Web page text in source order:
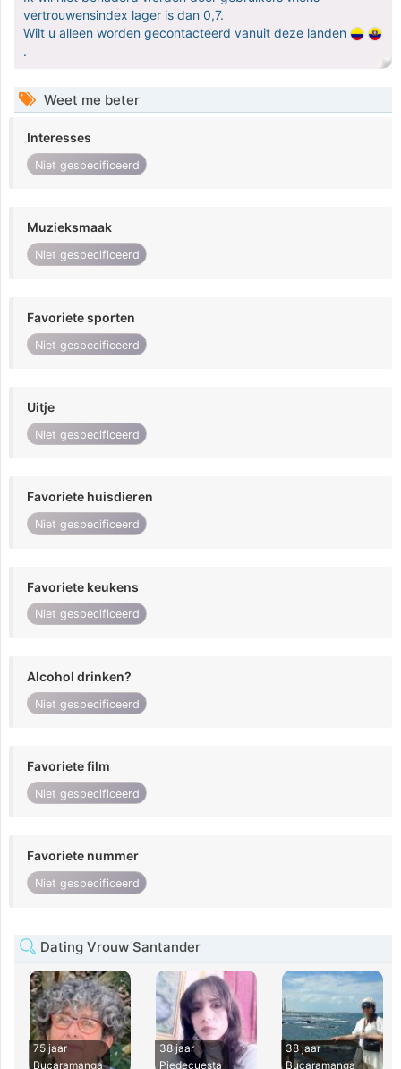
vertrouwensindex lager is dan 0,7.
Wilt u alleen worden gecontacteerd vanuit deze landen
.
Weet me beter
Interesses
Niet gespecificeerd
Muzieksmaak
Niet gespecificeerd
Favoriete sporten
Niet gespecificeerd
Uitje
Niet gespecificeerd
Favoriete huisdieren
Niet gespecificeerd
Favoriete keukens
Niet gespecificeerd
Alcohol drinken?
Niet gespecificeerd
Favoriete film
Niet gespecificeerd
Favoriete nummer
Niet gespecificeerd
Dating Vrouw Santander
75 jaar
Bucaramanga
38 jaar
Piedecuesta
38 jaar
Bucaramanga